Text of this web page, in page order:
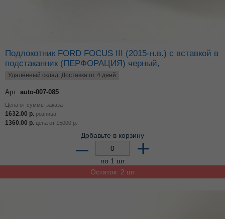
Подлокотник FORD FOCUS III (2015-н.в.) с вставкой в
подстаканник (ПЕРФОРАЦИЯ) черный,
Удалённый склад. Доставка от 4 дней
Арт: auto-007-085
Цена от суммы заказа
1632.00 р. розница
1360.00 р. цена от 15000 р.
Добавьте в корзину
– +
по 1 шт
Остаток: 2 шт